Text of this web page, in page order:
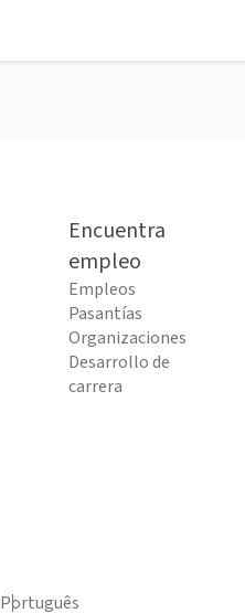
Encuentra
empleo
Empleos
Pasantías
Organizaciones
Desarrollo de
carrera
Português